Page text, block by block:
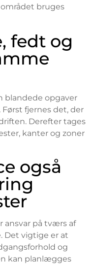
bruges
fedt og
blandede opgaver
fjernes det, der
Derefter tages
kanter og zoner
også
ansvar på tværs af
Det vigtige er at
og
kan planlægges